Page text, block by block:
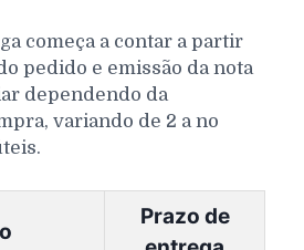
começa a contar a partir
pedido e emissão da nota
dependendo da
variando de 2 a no
Prazo de